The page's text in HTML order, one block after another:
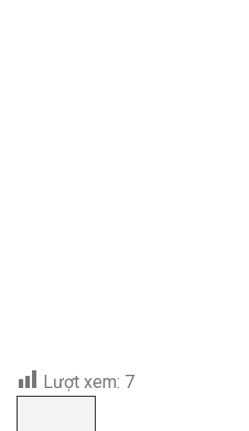
Lượt xem: 7